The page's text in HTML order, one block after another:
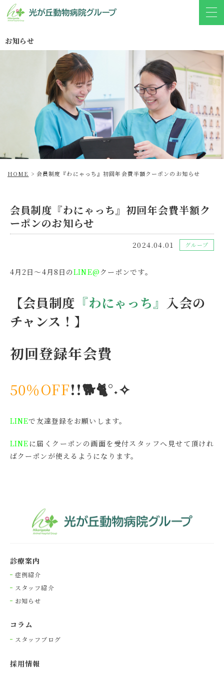
お知らせ
HOME > 会員制度『わにゃっち』初回年会費半額クーポンのお知らせ
会員制度『わにゃっち』初回年会費半額ク
ーポンのお知らせ
2024.04.01 グループ
4月2日～4月8日のLINE@ クーポンです。
【会員制度 『わにゃっち』 入会の
チャンス！】
初回登録年会費
50％OFF!!🐕🐈°˖✧
LINEで友達登録をお願いします。
LINE に届くクーポンの画面を受付スタッフへ見せて頂けれ
ばクーポンが使えるようになります。
診療案内
症例紹介
スタッフ紹介
お知らせ
コラム
スタッフブログ
採⽤情報